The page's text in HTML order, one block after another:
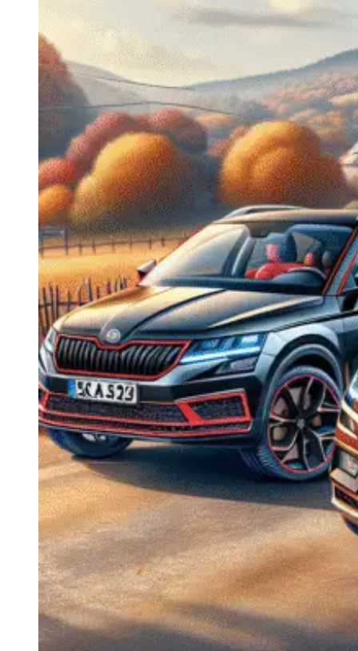
Navigatie Duster 2011
Navigatie Duster 2019
Navigatie Audi A3 8p
Navigatie Audi A4
Navigatie Audi A4 B6
Navigatie Audi A4 B7
Navigatie Audi A4 B8
Navigatie Audi A5
Navigatie Audi A6 C5
Navigatie Audi A6 C6
Navigatie Audi A6 C7
Navigatie Audi Q5
Ford
Navigație Ford Fiesta
Navigație Ford Focus 1
Navigație Ford Focus 2
Navigație Ford Focus MK3
Navigație Ford Mondeo MK3
Navigație Ford Mondeo MK4
Navigație Ford Transit
Mercedes
Navigație Mercedes C Class W203
Navigație Mercedes C Class W204
Navigație Mercedes W203
Navigație Mercedes W204
Navigație Mercedes W211
Navigație Mercedes Sprinter
Passat
Navigație Passat B5
Navigație Passat B5 5
Navigație Passat B6
Navigație Passat B7
Navigație Passat B8
Navigație Passat CC
Skoda
Navigație Skoda Fabia 1
Navigație Skoda Fabia 2
Navigație Skoda Octavia 1
Navigație Skoda Octavia 2
Navigație Skoda Octavia 3
Navigație Skoda Rapid
Navigație Skoda Superb 1
Navigație Skoda Superb 2
Navigație Toyota Avensis T25